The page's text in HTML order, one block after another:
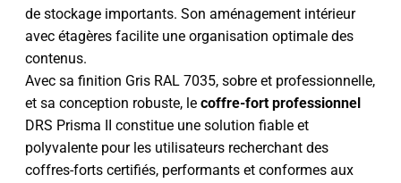
de stockage importants. Son aménagement intérieur
avec étagères facilite une organisation optimale des
contenus.
Avec sa finition Gris RAL 7035, sobre et professionnelle,
et sa conception robuste, le coffre-fort professionnel
DRS Prisma II constitue une solution fiable et
polyvalente pour les utilisateurs recherchant des
coffres-forts certifiés, performants et conformes aux